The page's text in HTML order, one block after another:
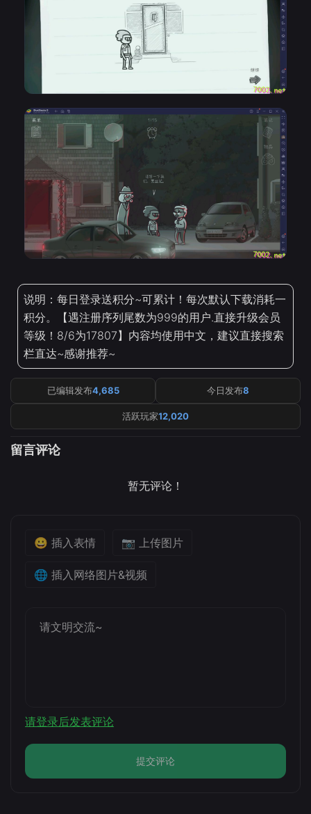
说明：每日登录送积分~可累计！每次默认下载消耗一
积分。【遇注册序列尾数为999的用户.直接升级会员
等级！8/6为17807】内容均使用中文，建议直接搜索
栏直达~感谢推荐~
已编辑发布4,685 今日发布8
活跃玩家12,020
留言评论
暂无评论！
😀 插入表情 📷 上传图片
🌐 插入网络图片&视频
请登录后发表评论
提交评论